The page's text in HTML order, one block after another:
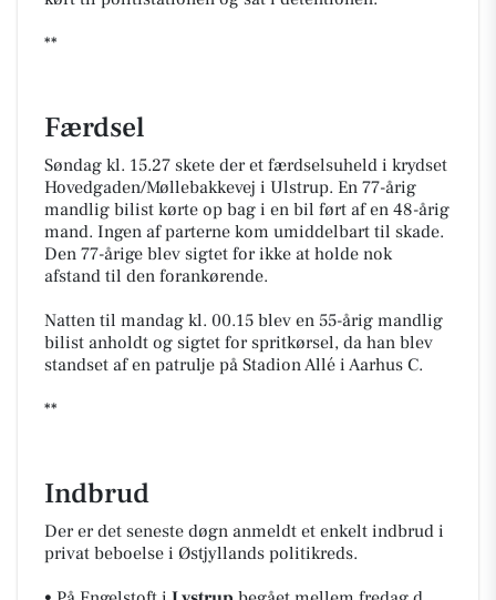
**
Færdsel
Søndag kl. 15.27 skete der et færdselsuheld i krydset
Hovedgaden/Møllebakkevej i Ulstrup. En 77-årig
mandlig bilist kørte op bag i en bil ført af en 48-årig
mand. Ingen af parterne kom umiddelbart til skade.
Den 77-årige blev sigtet for ikke at holde nok
afstand til den forankørende.
Natten til mandag kl. 00.15 blev en 55-årig mandlig
bilist anholdt og sigtet for spritkørsel, da han blev
standset af en patrulje på Stadion Allé i Aarhus C.
**
Indbrud
Der er det seneste døgn anmeldt et enkelt indbrud i
privat beboelse i Østjyllands politikreds.